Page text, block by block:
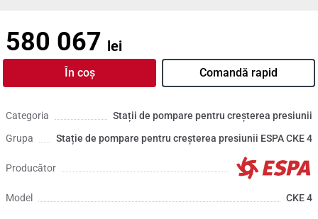
580 067 lei
În coș Comandă rapid
Categoria
Stații de pompare pentru creșterea presiunii
Grupa
Stație de pompare pentru creșterea presiunii ESPA СКЕ 4
Producător
Model CKE 4